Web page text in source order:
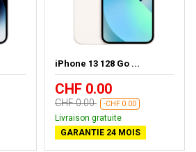
iPhone 13 128 Go ...
CHF 0.00
CHF 0.00 -CHF 0.00
Livraison gratuite
GARANTIE 24 MOIS